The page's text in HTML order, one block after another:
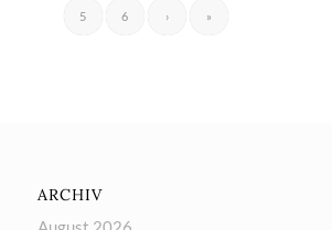
5 6 › »
ARCHIV